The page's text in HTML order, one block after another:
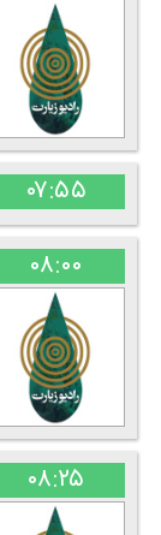
۰۷:۵۵
۰۸:۰۰
۰۸:۲۵